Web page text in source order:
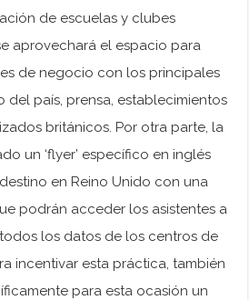
de escuelas y clubes
aprovechará el espacio para
de negocio con los principales
país, prensa, establecimientos
británicos. Por otra parte, la
un ‘flyer’ específico en inglés
en Reino Unido con una
podrán acceder los asistentes a
los datos de los centros de
incentivar esta práctica, también
para esta ocasión un